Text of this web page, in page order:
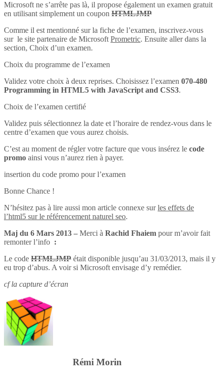
Microsoft ne s’arrête pas là, il propose également un examen gratuit
en utilisant simplement un coupon HTMLJMP
Comme il est mentionné sur la fiche de l’examen, inscrivez-vous
sur le site partenaire de Microsoft Prometric. Ensuite aller dans la
section, Choix d’un examen.
Choix du programme de l’examen
Validez votre choix à deux reprises. Choisissez l’examen 070-480
Programming in HTML5 with JavaScript and CSS3.
Choix de l’examen certifié
Validez puis sélectionnez la date et l’horaire de rendez-vous dans le
centre d’examen que vous aurez choisis.
C’est au moment de régler votre facture que vous insérez le code
promo ainsi vous n’aurez rien à payer.
insertion du code promo pour l’examen
Bonne Chance !
N’hésitez pas à lire aussi mon article connexe surles effets de
l’html5 sur le référencement naturel seo.
Maj du 6 Mars 2013 – Merci à Rachid Fhaiem pour m’avoir fait
remonter l’info :
Le code HTMLJMP était disponible jusqu’au 31/03/2013, mais il y
eu trop d’abus. A voir si Microsoft envisage d’y remédier.
cf la capture d’écran
Rémi Morin